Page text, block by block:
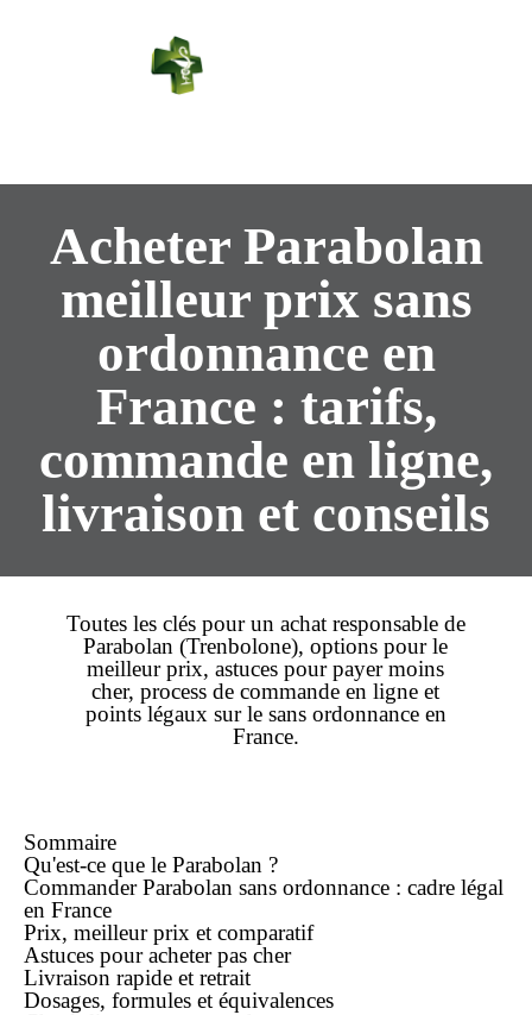
Acheter Parabolan
meilleur prix sans
ordonnance en
France : tarifs,
commande en ligne,
livraison et conseils
Toutes les clés pour un achatresponsable de
Parabolan (Trenbolone), options pour le
meilleur prix, astuces pour payermoins
cher, process decommande en ligne et
points légaux sur le sans ordonnanceen
France.
Sommaire
Qu'est-ce que le Parabolan ?
Commander Parabolan sans ordonnance : cadre légal
en France
Prix, meilleur prix et comparatif
Astuces pour acheterpas cher
Livraison rapide et retrait
Dosages, formules et équivalences